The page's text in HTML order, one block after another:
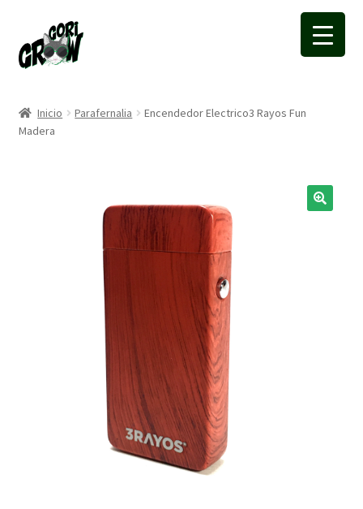
a
la
a
la
Inicio Parafernalia
Encendedor Electrico3 Rayos Fun
Madera